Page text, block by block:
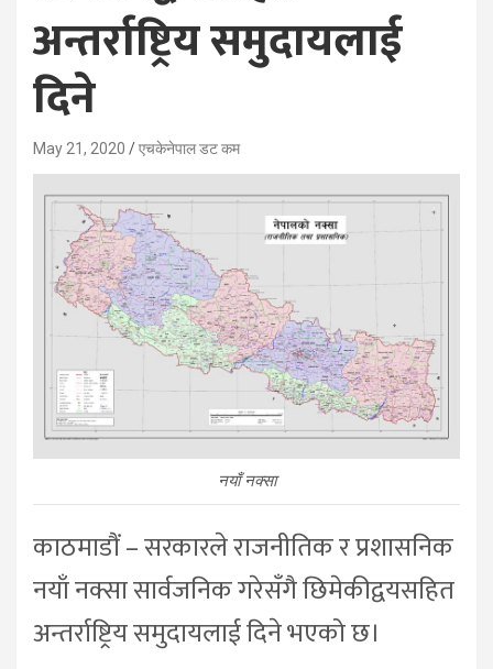
अन्तर्राष्ट्रिय समुदायलाई
दिने
May 21, 2020 एचकेनेपाल डट कम
नयाँ नक्सा
काठमाडौं – सरकारले राजनीतिक र प्रशासनिक
नयाँ नक्सा सार्वजनिक गरेसँगै छिमेकीद्वयसहित
अन्तर्राष्ट्रिय समुदायलाई दिने भएको छ।